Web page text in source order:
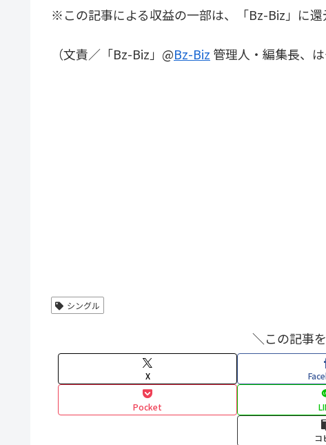
※この記事による収益の一部は、「Bz-Biz」に還
（文責／「Bz-Biz」@Bz-Biz 管理人・編集長、は
シングル
＼この記事
X
Pocket
コ